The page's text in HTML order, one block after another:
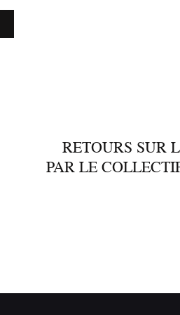
RETOURS SUR
PAR LE